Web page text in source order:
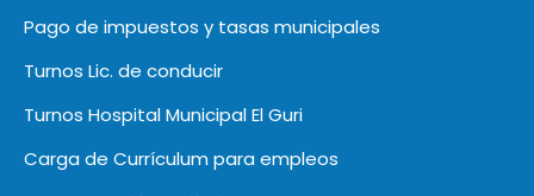
Pago de impuestos y tasas municipales
Turnos Lic. de conducir
Turnos Hospital Municipal El Guri
Carga de Currículum para empleos